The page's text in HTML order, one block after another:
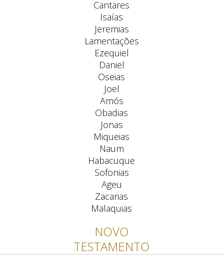
Cantares
Isaías
Jeremias
Lamentações
Ezequiel
Daniel
Oseias
Joel
Amós
Obadias
Jonas
Miqueias
Naum
Habacuque
Sofonias
Ageu
Zacarias
Malaquias
NOVO
TESTAMENTO